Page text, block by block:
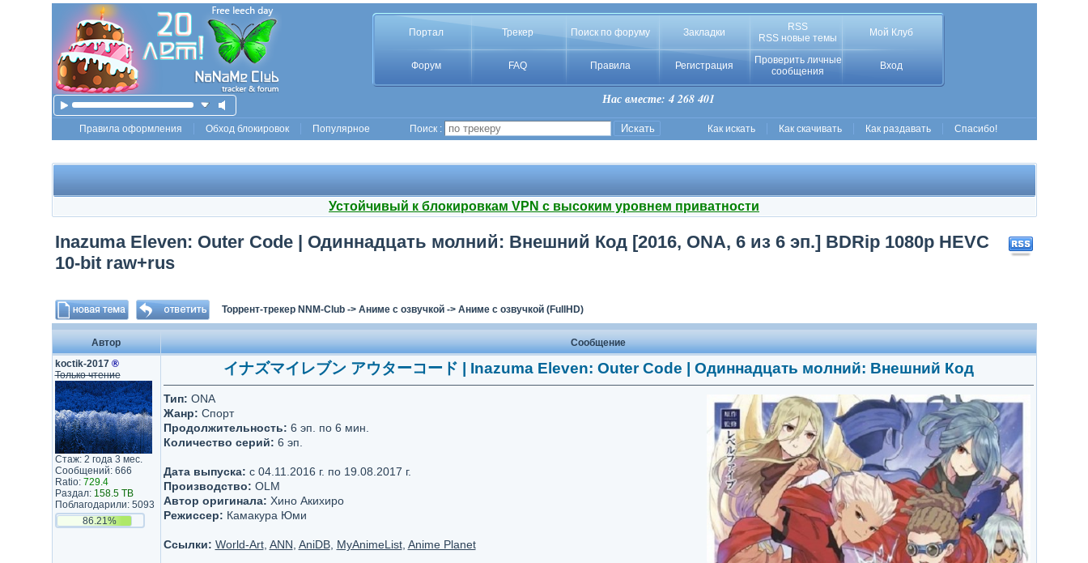
Портал Трекер Поиск по форуму Закладки
RSS
RSS новые темы
Мой Клуб
Форум FAQ Правила Регистрация
Проверить личные
сообщения
Вход
Нас вместе: 4 268 401
Правила оформления Обход блокировок Популярное Поиск : Как искать Как скачивать Как раздавать Спасибо!
Устойчивый к блокировкам VPN с высоким уровнем приватности
Inazuma Eleven: Outer Code | Одиннадцать молний: Внешний Код [2016, ONA, 6 из 6 эп.] BDRip 1080p HEVC
10-bit raw+rus
Торрент-трекер NNM-Club-> Аниме с озвучкой-> Аниме с озвучкой (FullHD)
Автор
Сообщение
koctik-2017 ®
Только чтение
Стаж: 2 года 3 мес.
Сообщений: 666
Ratio: 729.4
Раздал: 158.5 TB
Поблагодарили: 5093
86.21%
イナズマイレブン アウターコード | Inazuma Eleven: Outer Code | Одиннадцать молний: Внешний Код
Тип: ONA
Жанр: Спорт
Продолжительность: 6 эп. по 6 мин.
Количество серий: 6 эп.
Дата выпуска: с 04.11.2016 г. по 19.08.2017 г.
Производство: OLM
Автор оригинала: Хино Акихиро
Режиссер: Камакура Юми
Ссылки: World-Art, ANN AniDB, MyAnimeList, Anime Planet